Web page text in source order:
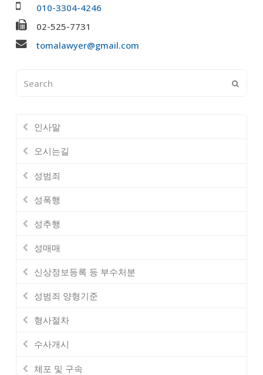
010-3304-4246
02-525-7731
tomalawyer@gmail.com
인사말
오시는길
성범죄
성폭행
성추행
성매매
신상정보등록 등 부수처분
성범죄 양형기준
형사절차
수사개시
체포 및 구속